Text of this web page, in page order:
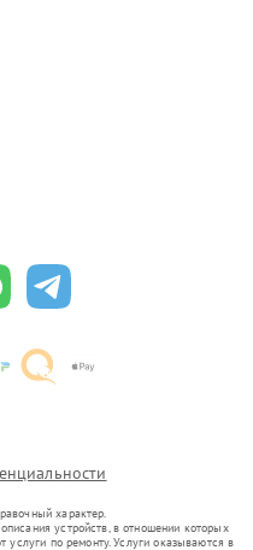
характер.
устройств, в отношении которых
по ремонту. Услуги оказываются в